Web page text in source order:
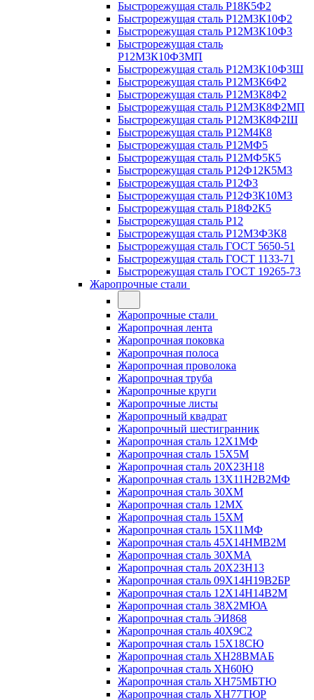
Быстрорежущая сталь Р18К5Ф2
Быстрорежущая сталь Р12М3К10Ф2
Быстрорежущая сталь Р12М3К10Ф3
Быстрорежущая сталь
Р12М3К10Ф3МП
Быстрорежущая сталь Р12М3К10Ф3Ш
Быстрорежущая сталь Р12М3К6Ф2
Быстрорежущая сталь Р12М3К8Ф2
Быстрорежущая сталь Р12М3К8Ф2МП
Быстрорежущая сталь Р12М3К8Ф2Ш
Быстрорежущая сталь Р12М4К8
Быстрорежущая сталь Р12МФ5
Быстрорежущая сталь Р12МФ5К5
Быстрорежущая сталь Р12Ф12К5М3
Быстрорежущая сталь Р12Ф3
Быстрорежущая сталь Р12Ф3К10М3
Быстрорежущая сталь Р18Ф2К5
Быстрорежущая сталь Р12
Быстрорежущая сталь Р12М3Ф3К8
Быстрорежущая сталь ГОСТ 5650-51
Быстрорежущая сталь ГОСТ 1133-71
Быстрорежущая сталь ГОСТ 19265-73
Жаропрочные стали
Жаропрочные стали
Жаропрочная лента
Жаропрочная поковка
Жаропрочная полоса
Жаропрочная проволока
Жаропрочная труба
Жаропрочные круги
Жаропрочные листы
Жаропрочный квадрат
Жаропрочный шестигранник
Жаропрочная сталь 12Х1МФ
Жаропрочная сталь 15Х5М
Жаропрочная сталь 20Х23Н18
Жаропрочная сталь 13Х11Н2В2МФ
Жаропрочная сталь 30ХМ
Жаропрочная сталь 12МХ
Жаропрочная сталь 15ХМ
Жаропрочная сталь 15Х11МФ
Жаропрочная сталь 45Х14НМВ2М
Жаропрочная сталь 30ХМА
Жаропрочная сталь 20Х23Н13
Жаропрочная сталь 09Х14Н19В2БР
Жаропрочная сталь 12Х14Н14В2М
Жаропрочная сталь 38Х2МЮА
Жаропрочная сталь ЭИ868
Жаропрочная сталь 40Х9С2
Жаропрочная сталь 15Х18СЮ
Жаропрочная сталь ХН28ВМАБ
Жаропрочная сталь ХН60Ю
Жаропрочная сталь ХН75МБТЮ
Жаропрочная сталь ХН77ТЮР